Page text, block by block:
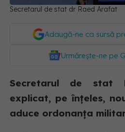
Secretarul de stat dr Raed Arafat
Adaugă-ne ca sursă
Urmărește-ne pe
Secretarul de stat
explicat, pe înțeles,
aduce ordonanța